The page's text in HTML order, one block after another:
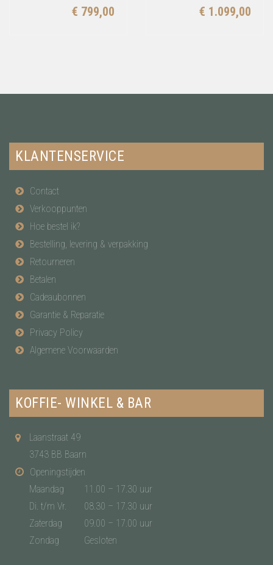
€ 799,00 € 1.099,00
KLANTENSERVICE
Contact
Verkooppunten
Hoe bestel ik?
Bestelling, levering & verpakking
Retourneren
Betalen
Cadeaubonnen
Garantie & Reparatie
Privacy Policy
Algemene Voorwaarden
KOFFIE- WINKEL & BAR
Laanstraat 49
3743 BB Baarn
Openingstijden
Maandag
11.00 – 17.30 uur
Di. t/m Vr.
08.30 – 17.30 uur
Zaterdag
09.00 – 17.00 uur
Zondag
Gesloten